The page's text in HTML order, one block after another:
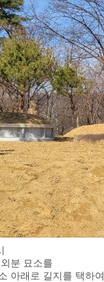
분 묘소를
아래로 길지를 택하여